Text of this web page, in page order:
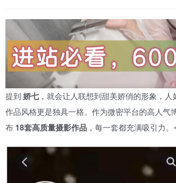
提到 娇七，就会让人联想到甜美娇俏的形象，
作品风格更是独具一格。作为微密平台的高人
布 18套高质量摄影作品 ，每一套都充满吸引力